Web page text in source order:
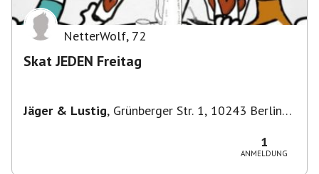
NetterWolf, 72
Skat JEDEN Freitag
Jäger & Lustig, Grünberger Str. 1, 10243 Berlin-
1
ANMELDUNG